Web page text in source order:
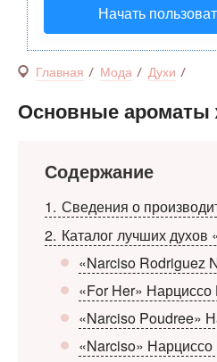
Начать
Главная Мода Духи
Основные ароматы
Содержание
1 Сведения о
2 Каталог лучших
«Narciso Rodriguez
«For Her» Нарциссо
«Narciso Poudree»
«Narciso» Нарциссо